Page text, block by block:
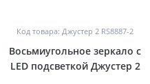
Код товара: Джустер 2 RS8887-2
Восьмиугольное зеркало с
LED подсветкой Джустер 2